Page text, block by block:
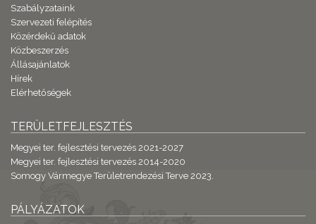
Szabályzataink
Szervezeti felépítés
Közérdekű adatok
Közbeszerzés
Állásajánlatok
Hírek
Elérhetőségek
TERÜLETFEJLESZTÉS
Megyei ter. fejlesztési tervezés 2021-2027
Megyei ter. fejlesztési tervezés 2014-2020
Somogy Vármegye Területrendezési Terve 2023.
PÁLYÁZATOK